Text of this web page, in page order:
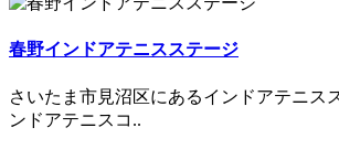
春野インドアテニスステージ
さいたま市見沼区にあるインドアテニス
ンドアテニスコ..